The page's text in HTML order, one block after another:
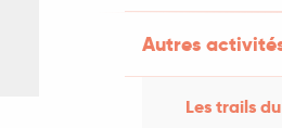
Autres
Les trails